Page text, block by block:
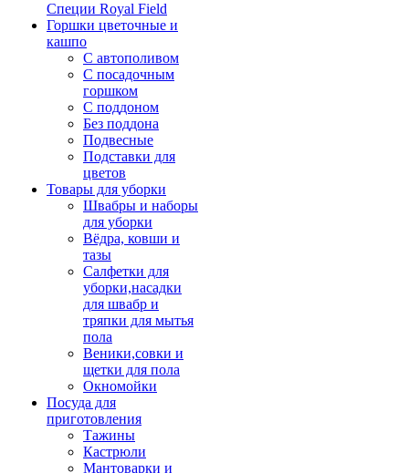
Специи Royal Field
Горшки цветочные и
кашпо
С автополивом
С посадочным
горшком
С поддоном
Без поддона
Подвесные
Подставки для
цветов
Товары для уборки
Швабры и наборы
для уборки
Вёдра, ковши и
тазы
Салфетки для
уборки,насадки
для швабр и
тряпки для мытья
пола
Веники,совки и
щетки для пола
Окномойки
Посуда для
приготовления
Тажины
Кастрюли
Мантоварки и